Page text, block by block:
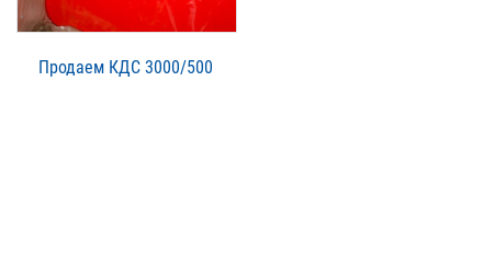
Продаем КДС 3000/500